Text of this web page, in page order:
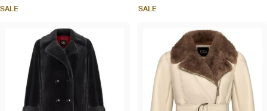
SALE SALE